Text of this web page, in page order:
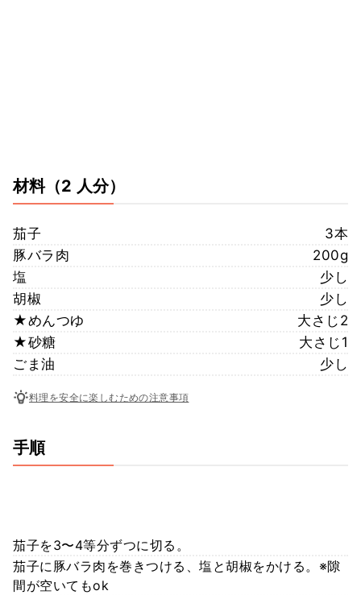
材料（2 人分）
茄子
3本
豚バラ肉
200g
塩
少し
胡椒
少し
★めんつゆ
大さじ2
★砂糖
大さじ1
ごま油
少し
料理を安全に楽しむための注意事項
手順
茄子を3〜4等分ずつに切る。
茄子に豚バラ肉を巻きつける、塩と胡椒をかける。※隙
間が空いてもok